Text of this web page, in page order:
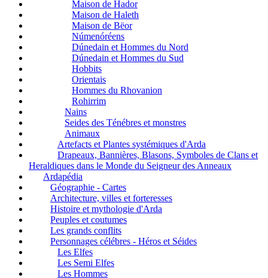
Maison de Hador
Maison de Haleth
Maison de Bëor
Númenóréens
Dúnedain et Hommes du Nord
Dúnedain et Hommes du Sud
Hobbits
Orientais
Hommes du Rhovanion
Rohirrim
Nains
Seides des Ténébres et monstres
Animaux
Artefacts et Plantes systémiques d'Arda
Drapeaux, Bannières, Blasons, Symboles de Clans et
Heraldiques dans le Monde du Seigneur des Anneaux
Ardapédia
Géographie - Cartes
Architecture, villes et forteresses
Histoire et mythologie d'Arda
Peuples et coutumes
Les grands conflits
Personnages célébres - Héros et Séides
Les Elfes
Les Semi Elfes
Les Hommes